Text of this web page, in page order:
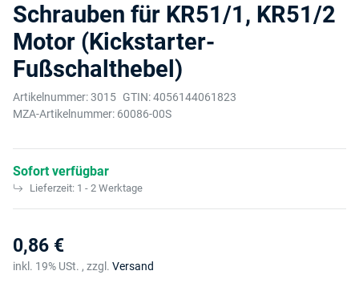
Schrauben für KR51/1, KR51/2
Motor (Kickstarter-
Fußschalthebel)
Artikelnummer:3015 GTIN:4056144061823
MZA-Artikelnummer: 60086-00S
Sofort verfügbar
Lieferzeit: 1 - 2 Werktage
0,86 €
inkl. 19% USt. , zzgl. Versand